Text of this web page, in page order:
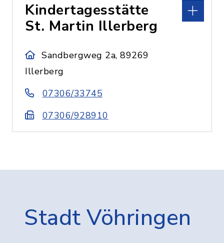
Kindertagesstätte
St. Martin Illerberg
Sandbergweg 2a, 89269
Illerberg
07306/33745
07306/928910
Stadt Vöhringen